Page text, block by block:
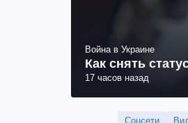
Война в Украине
Как снять
17 часов назад
Соцсети